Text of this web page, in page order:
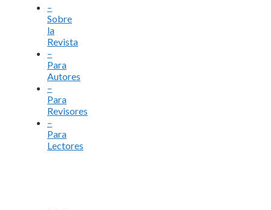
–
Sobre
la
Revista
–
Para
Autores
–
Para
Revisores
–
Para
Lectores